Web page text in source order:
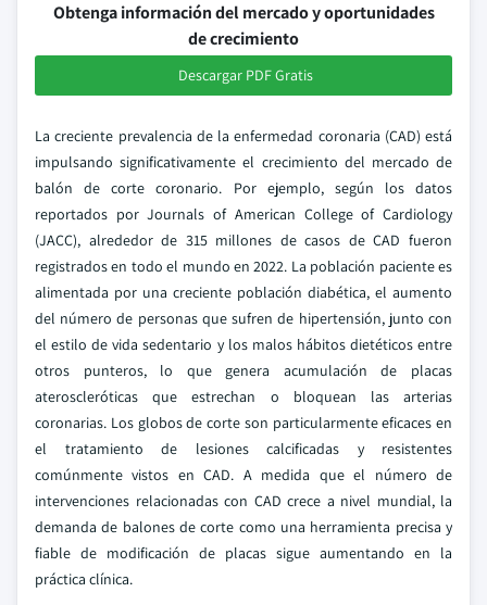
Obtenga información del mercado y oportunidades
de crecimiento
Descargar PDF Gratis
La creciente prevalencia de la enfermedad coronaria (CAD) está
impulsando significativamente el crecimiento del mercado de
balón de corte coronario. Por ejemplo, según los datos
reportados por Journals of American College of Cardiology
(JACC), alrededor de 315 millones de casos de CAD fueron
registrados en todo el mundo en 2022. La población paciente es
alimentada por una creciente población diabética, el aumento
del número de personas que sufren de hipertensión, junto con
el estilo de vida sedentario y los malos hábitos dietéticos entre
otros punteros, lo que genera acumulación de placas
ateroscleróticas que estrechan o bloquean las arterias
coronarias. Los globos de corte son particularmente eficaces en
el tratamiento de lesiones calcificadas y resistentes
comúnmente vistos en CAD. A medida que el número de
intervenciones relacionadas con CAD crece a nivel mundial, la
demanda de balones de corte como una herramienta precisa y
fiable de modificación de placas sigue aumentando en la
práctica clínica.